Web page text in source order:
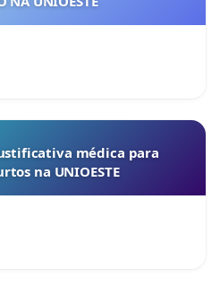
médica para
na UNIOESTE